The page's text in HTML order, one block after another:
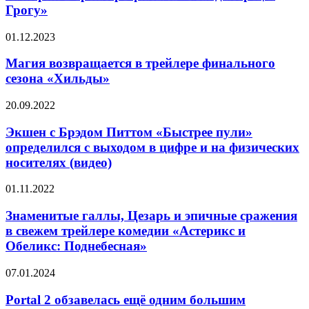
остатки
в
фильма
«Мандалорец
Грогу»
Грогу»
Магия
в
финального
«Хильды»
01.12.2023
Магия возвращается в трейлере финального
сезона «Хильды»
Экшен
Брэдом
Питтом
«Быстрее
пули»
с
в
цифре
и
на
носителях
20.09.2022
Экшен с Брэдом Питтом «Быстрее пули»
определился с выходом в цифре и на физических
носителях (видео)
Знаменитые
Цезарь
и
эпичные
сражения
свежем
комедии
01.11.2022
Знаменитые галлы, Цезарь и эпичные сражения
в свежем трейлере комедии «Астерикс и
Обеликс: Поднебесная»
Portal
обзавелась
07.01.2024
Portal 2 обзавелась ещё одним большим